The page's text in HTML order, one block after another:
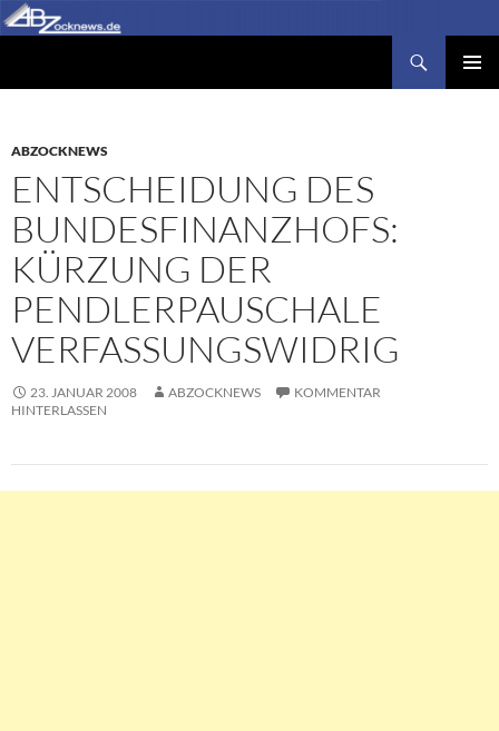
Zum
Inhalt
ABZOCKNEWS
ENTSCHEIDUNG DES
BUNDESFINANZHOFS:
KÜRZUNG DER
PENDLERPAUSCHALE
VERFASSUNGSWIDRIG
23. JANUAR 2008 ABZOCKNEWS
KOMMENTAR
HINTERLASSEN